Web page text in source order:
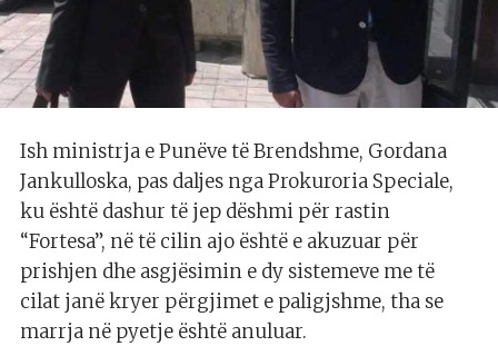
Ish ministrja e Punëve të Brendshme, Gordana
Jankulloska, pas daljes nga Prokuroria Speciale,
ku është dashur të jep dëshmi për rastin
“Fortesa”, në të cilin ajo është e akuzuar për
prishjen dhe asgjësimin e dy sistemeve me të
cilat janë kryer përgjimet e paligjshme, tha se
marrja në pyetje është anuluar.